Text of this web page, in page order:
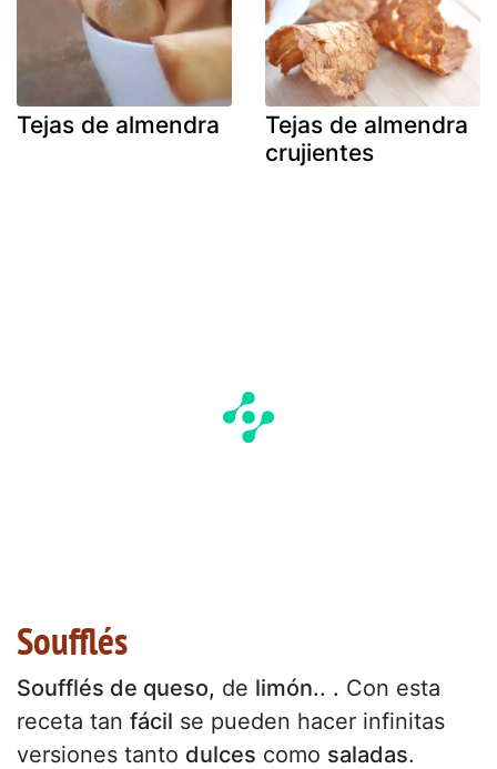
Tejas de almendra
Tejas de almendra
crujientes
Soufflés
Soufflés de queso, de limón.. . Con esta
receta tan fácil se pueden hacer infinitas
versiones tanto dulces como saladas.